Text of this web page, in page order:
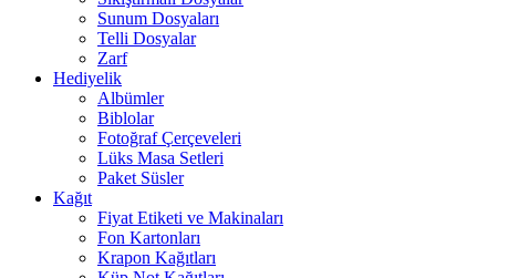
Sunum Dosyaları
Telli Dosyalar
Zarf
Hediyelik
Albümler
Biblolar
Fotoğraf Çerçeveleri
Lüks Masa Setleri
Paket Süsler
Kağıt
Fiyat Etiketi ve Makinaları
Fon Kartonları
Krapon Kağıtları